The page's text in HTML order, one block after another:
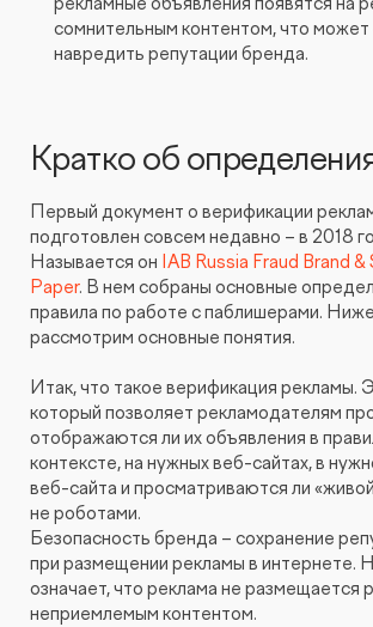
сомнительным контентом, что может
навредить репутации бренда.
Кратко об
Первый документ о верификации
подготовлен совсем недавно – в 2018
Называется он IAB Russia Fraud Brand
Paper. В нем собраны основные
правила по работе с паблишерами.
рассмотрим основные понятия.
Итак, что такое верификация рекламы.
который позволяет рекламодателям
отображаются ли их объявления в
контексте, на нужных веб-сайтах, в
веб-сайта и просматриваются ли
не роботами.
Безопасность бренда – сохранение
при размещении рекламы в интернете.
означает, что реклама не размещается
неприемлемым контентом.